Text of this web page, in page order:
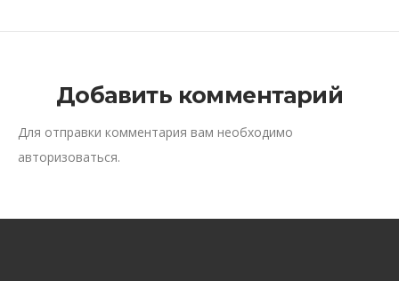
Добавить комментарий
Для отправки комментария вам необходимо
авторизоваться.